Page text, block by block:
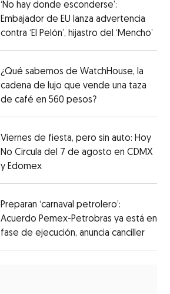
‘No hay donde esconderse’:
Embajador de EU lanza advertencia
contra ‘El Pelón’, hijastro del ‘Mencho’
¿Qué sabemos de WatchHouse, la
cadena de lujo que vende una taza
de café en 560 pesos?
Viernes de fiesta, pero sin auto: Hoy
No Circula del 7 de agosto en CDMX
y Edomex
Preparan ‘carnaval petrolero’:
Acuerdo Pemex-Petrobras ya está en
fase de ejecución, anuncia canciller